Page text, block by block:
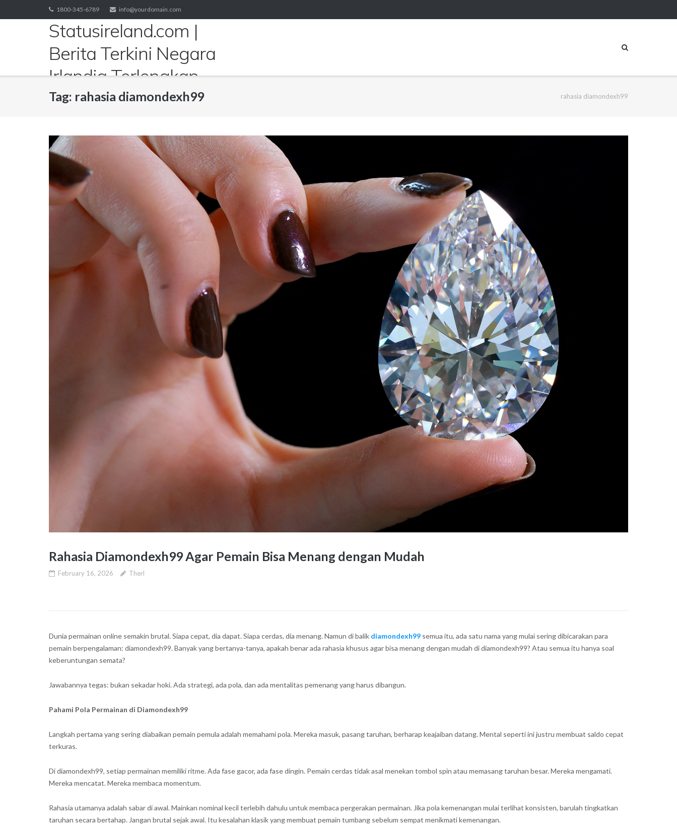
to
1800-345-6789 info@yourdomain.com
Statusireland.com |
Berita Terkini Negara
Irlandia Terlengkap
Tag: rahasia diamondexh99 rahasia diamondexh99
Rahasia Diamondexh99 Agar Pemain Bisa Menang dengan Mudah
February 16, 2026 Therl
Dunia permainan online semakin brutal. Siapa cepat, dia dapat. Siapa cerdas, dia menang. Namun di balik diamondexh99semua itu, ada satu nama yang mulai sering dibicarakan para
pemain berpengalaman: diamondexh99. Banyak yang bertanya-tanya, apakah benar ada rahasia khusus agar bisa menang dengan mudah di diamondexh99? Atau semua itu hanya soal
keberuntungan semata?
Jawabannya tegas: bukan sekadar hoki. Ada strategi, ada pola, dan ada mentalitas pemenang yang harus dibangun.
Pahami Pola Permainan di Diamondexh99
Langkah pertama yang sering diabaikan pemain pemula adalah memahami pola. Mereka masuk, pasang taruhan, berharap keajaiban datang. Mental seperti ini justru membuat saldo cepat
terkuras.
Di diamondexh99, setiap permainan memiliki ritme. Ada fase gacor, ada fase dingin. Pemain cerdas tidak asal menekan tombol spin atau memasang taruhan besar. Mereka mengamati.
Mereka mencatat. Mereka membaca momentum.
Rahasia utamanya adalah sabar di awal. Mainkan nominal kecil terlebih dahulu untuk membaca pergerakan permainan. Jika pola kemenangan mulai terlihat konsisten, barulah tingkatkan
taruhan secara bertahap. Jangan brutal sejak awal. Itu kesalahan klasik yang membuat pemain tumbang sebelum sempat menikmati kemenangan.